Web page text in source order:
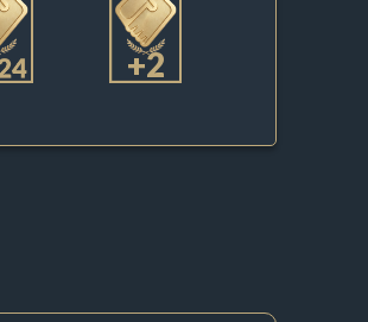
+2